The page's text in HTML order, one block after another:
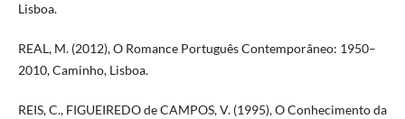
Lisboa.
REAL, M. (2012), O Romance Português Contemporâneo: 1950–
2010, Caminho, Lisboa.
REIS, C., FIGUEIREDO de CAMPOS, V. (1995), O Conhecimento da